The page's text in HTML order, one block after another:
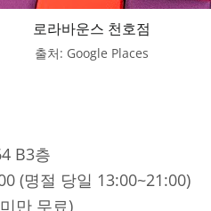
로라바운스 천호점
출처: Google Places
B3층
(명절 당일 13:00~21:00)
만 무료)